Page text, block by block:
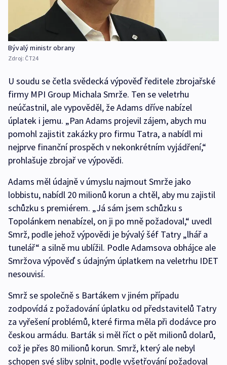
Bývalý ministr obrany
Zdroj: ČT24
U soudu se četla svědecká výpověď ředitele zbrojařské
firmy MPI Group Michala Smrže. Ten se veletrhu
neúčastnil, ale vypověděl, že Adams dříve nabízel
úplatek i jemu. „Pan Adams projevil zájem, abych mu
pomohl zajistit zakázky pro firmu Tatra, a nabídl mi
nejprve finanční prospěch v nekonkrétním vyjádření,“
prohlašuje zbrojař ve výpovědi.
Adams měl údajně v úmyslu najmout Smrže jako
lobbistu, nabídl 20 milionů korun a chtěl, aby mu zajistil
schůzku s premiérem. „Já sám jsem schůzku s
Topolánkem nenabízel, on ji po mně požadoval,“ uvedl
Smrž, podle jehož výpovědi je bývalý šéf Tatry „lhář a
tunelář“ a silně mu ublížil. Podle Adamsova obhájce ale
Smržova výpověď s údajným úplatkem na veletrhu IDET
nesouvisí.
Smrž se společně s Bartákem v jiném případu
zodpovídá z požadování úplatku od představitelů Tatry
za vyřešení problémů, které firma měla při dodávce pro
českou armádu. Barták si měl říct o pět milionů dolarů,
což je přes 80 milionů korun. Smrž, který ale nebyl
schopen své sliby splnit, podle vyšetřování požadoval